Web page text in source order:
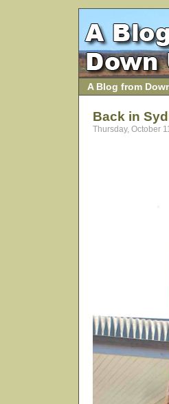
A Blog from
Back in
Thursday, October